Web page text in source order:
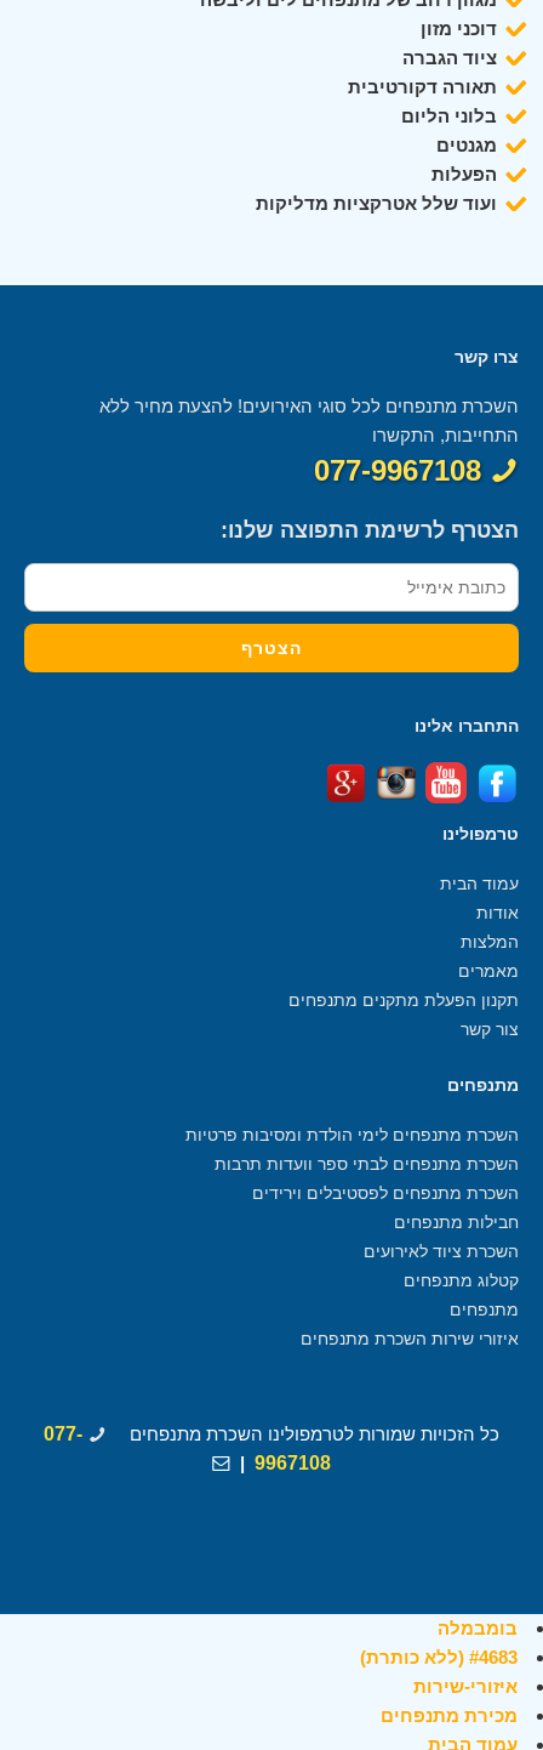
דוכני מזון
ציוד הגברה
תאורה דקורטיבית
בלוני הליום
מגנטים
הפעלות
ועוד שלל אטרקציות מדליקות
צרו קשר
השכרת מתנפחים לכל סוגי האירועים! להצעת מחיר ללא
התחייבות, התקשרו
077-9967108
הצטרף לרשימת התפוצה שלנו:
התחברו אלינו
טרמפולינו
עמוד הבית
אודות
המלצות
מאמרים
תקנון הפעלת מתקנים מתנפחים
צור קשר
מתנפחים
השכרת מתנפחים לימי הולדת ומסיבות פרטיות
השכרת מתנפחים לבתי ספר וועדות תרבות
השכרת מתנפחים לפסטיבלים וירידים
חבילות מתנפחים
השכרת ציוד לאירועים
קטלוג מתנפחים
מתנפחים
איזורי שירות השכרת מתנפחים
כל הזכויות שמורות לטרמפולינו השכרת מתנפחים
077-
9967108
|
בומבמלה
#4683 (ללא כותרת)
איזורי-שירות
מכירת מתנפחים
עמוד הבית